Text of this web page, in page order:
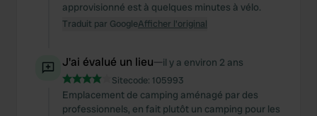
approvisionné est à quelques minutes à vélo.
Traduit par GoogleAfficher l'original
J'ai évalué un lieu—il y a environ 2 ans
Sitecode: 105993
Emplacement de camping aménagé par des
professionnels, en fait plutôt un camping pour les